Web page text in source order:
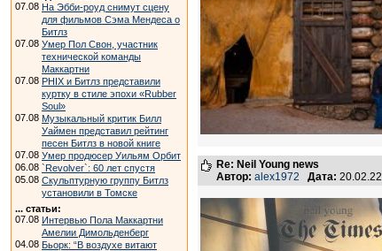
07.08 На Эбби-роуд снимут сцену
для фильмов Сэма Мендеса о
Битлз
07.08 Умер Пол Свон, участник
технической команды
Маккартни
07.08 PHIX и Битлз представили
куртку в стиле эпохи «Rubber
Soul»
07.08 Музыкальный критик Билл
Уаймен представил рейтинг
песен Битлз в новой книге
07.08 Умер продюсер Уильям Орбит
06.08 `Revolver`: 60 лет спустя
05.08 Скульптурную группу Битлз
установили в Томске
... статьи:
07.08 Интервью Пола Маккартни
Амелии Димольденберг
04.08 Бьорк: “В воздухе витают
Re: Neil Young news
Автор: alex1972 Дата: